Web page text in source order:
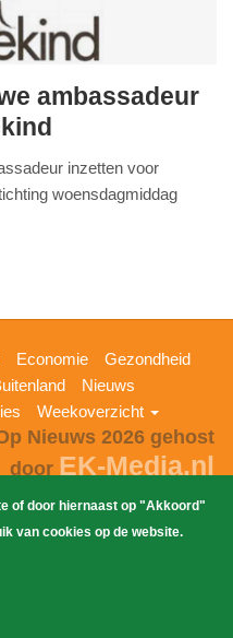
ambassadeur
inzetten voor
woensdagmiddag
Economie
Gezondheid
Nieuws
Weekoverzicht
Nieuws 2026 gehost
door EK-Media.nl
of door hiernaast op "Akkoord"
van cookies op de website.